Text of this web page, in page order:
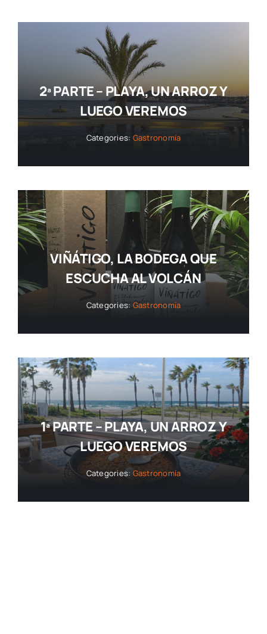
2ª PARTE – PLAYA, UN ARROZ Y
LUEGO VEREMOS
Categories: Gastronomía
VIÑÁTIGO, LA BODEGA QUE
ESCUCHA AL VOLCÁN
Categories: Gastronomía
1ª PARTE – PLAYA, UN ARROZ Y
LUEGO VEREMOS
Categories: Gastronomía